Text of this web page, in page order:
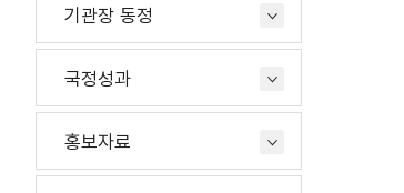
기관장 동정
국정성과
홍보자료